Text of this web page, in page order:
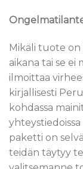
Mikäli tuote
aikana tai se
ilmoittaa
kirjallisesti
kohdassa
paketti on
teidän täytyy